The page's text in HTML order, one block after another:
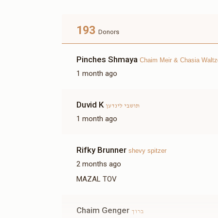
$1,152
Donated
$10,000 14
מתפללי בית המדרש ויז'ניץ לינדען
Donated
Mendy Teitelbaum
$198 $1,000
193 Donors
Pinches Shmaya Chaim Meir & Chasia
1 month ago
Duvid K תושבי לינדען
1 month ago
Rifky Brunner shevy spitzer
2 months ago
MAZAL TOV
Chaim Genger ברוך